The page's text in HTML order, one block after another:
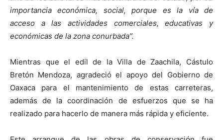
importancia económica, social, porque es la vía de
acceso a las actividades comerciales, educativas y
económicas de la zona conurbada”.
Mientras que el edil de la Villa de Zaachila, Cástulo
Bretón Mendoza, agradeció el apoyo del Gobierno de
Oaxaca para el mantenimiento de estas carreteras,
además de la coordinación de esfuerzos que se ha
realizado para hacerlo de manera más rápida y eficiente.